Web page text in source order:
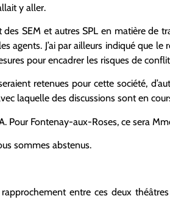
y aller.
SEM et autres SPL en matière de
agents. J’ai par ailleurs indiqué que le
pour encadrer les risques de
retenues pour cette société,
laquelle des discussions sont en
Pour Fontenay-aux-Roses, ce sera
sommes abstenus.
entre ces deux